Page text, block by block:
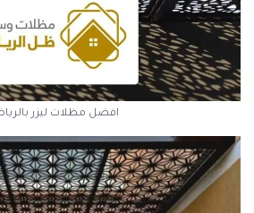
افضل مظلات ليزر